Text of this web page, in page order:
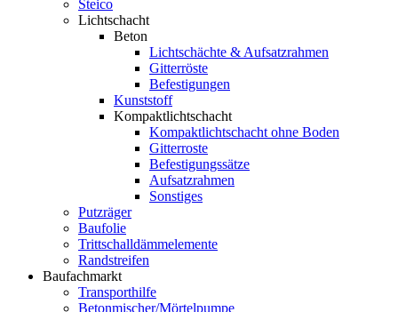
Steico
Lichtschacht
Beton
Lichtschächte & Aufsatzrahmen
Gitterröste
Befestigungen
Kunststoff
Kompaktlichtschacht
Kompaktlichtschacht ohne Boden
Gitterroste
Befestigungssätze
Aufsatzrahmen
Sonstiges
Putzräger
Baufolie
Trittschalldämmelemente
Randstreifen
Baufachmarkt
Transporthilfe
Betonmischer/Mörtelpumpe